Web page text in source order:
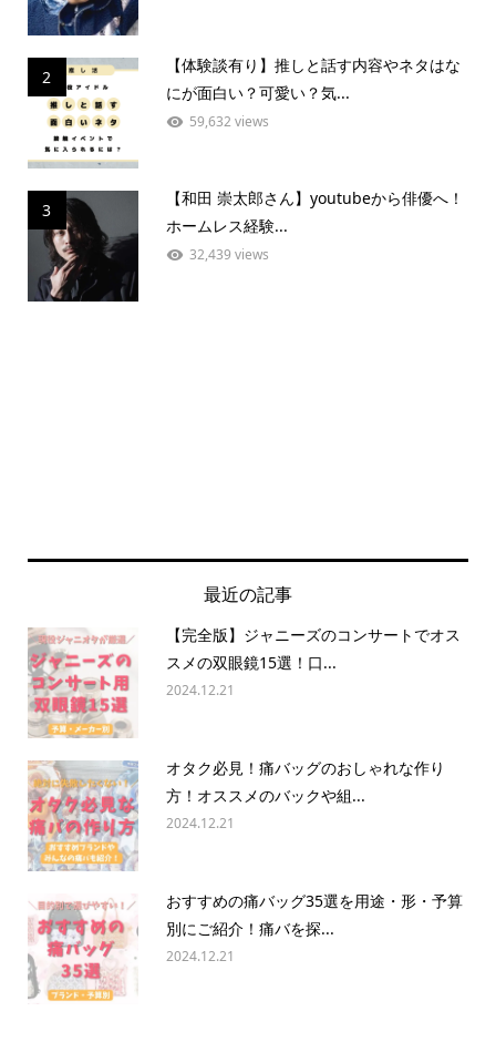
2
【体験談有り】推しと話す内容やネタはな
にが面白い？可愛い？気...
59,632 views
3
【和田 崇太郎さん】youtubeから俳優へ！
ホームレス経験...
32,439 views
最近の記事
【完全版】ジャニーズのコンサートでオス
スメの双眼鏡15選！口...
2024.12.21
オタク必見！痛バッグのおしゃれな作り
方！オススメのバックや組...
2024.12.21
おすすめの痛バッグ35選を用途・形・予算
別にご紹介！痛バを探...
2024.12.21